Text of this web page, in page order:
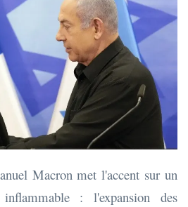
Macron met l'accent sur un
: l'expansion des